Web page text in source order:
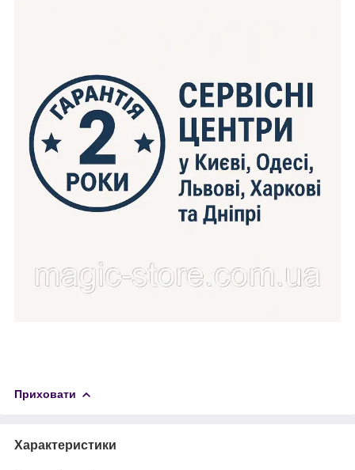
Приховати
Характеристики